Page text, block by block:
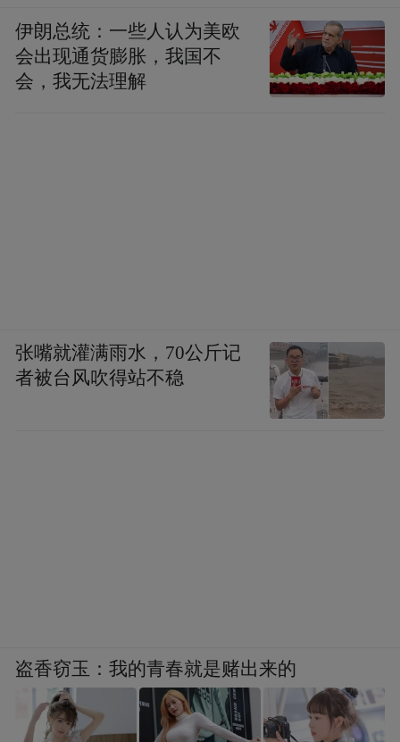
伊朗总统：一些人认为美欧
会出现通货膨胀，我国不
会，我无法理解
张嘴就灌满雨水，70公斤记
者被台风吹得站不稳
盗香窃玉：我的青春就是赌出来的